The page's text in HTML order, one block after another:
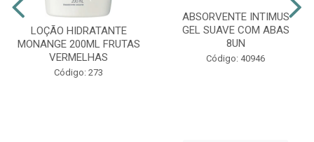
LOÇÃO HIDRATANTE
MONANGE 200ML FRUTAS
VERMELHAS
Código: 273
ABSORVENTE INTIMUS
GEL SUAVE COM ABAS
8UN
Código: 40946